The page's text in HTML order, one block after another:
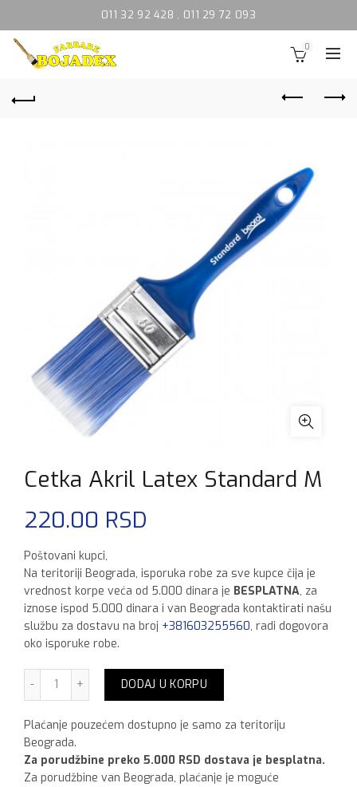
011 32 92 428 , 011 29 72 093
0
Cetka Akril Latex Standard M
220.00 RSD
Poštovani kupci,
Na teritoriji Beograda, isporuka robe za sve kupce čija je
vrednost korpe veća od 5.000 dinara je BESPLATNA, za
iznose ispod 5.000 dinara i van Beograda kontaktirati našu
službu za dostavu na broj +381603255560, radi dogovora
oko isporuke robe.
Cetka Akril Latex Standard M količina
DODAJ U KORPU
Plaćanje pouzećem dostupno je samo za teritoriju
Beograda.
Za porudžbine preko 5.000 RSD dostava je besplatna.
Za porudžbine van Beograda, plaćanje je moguće